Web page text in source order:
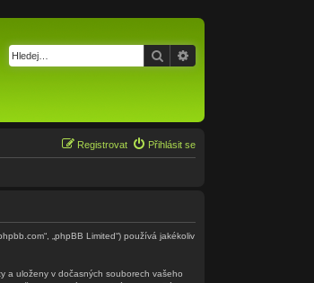
Hledat
Přihlásit se
Registrovat
„phpBB Limited“) používá jakékoliv
a uloženy v dočasných souborech vašeho